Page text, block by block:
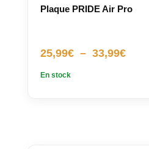
Plaque PRIDE Air Pro
25,99€ – 33,99€Plage
En stock